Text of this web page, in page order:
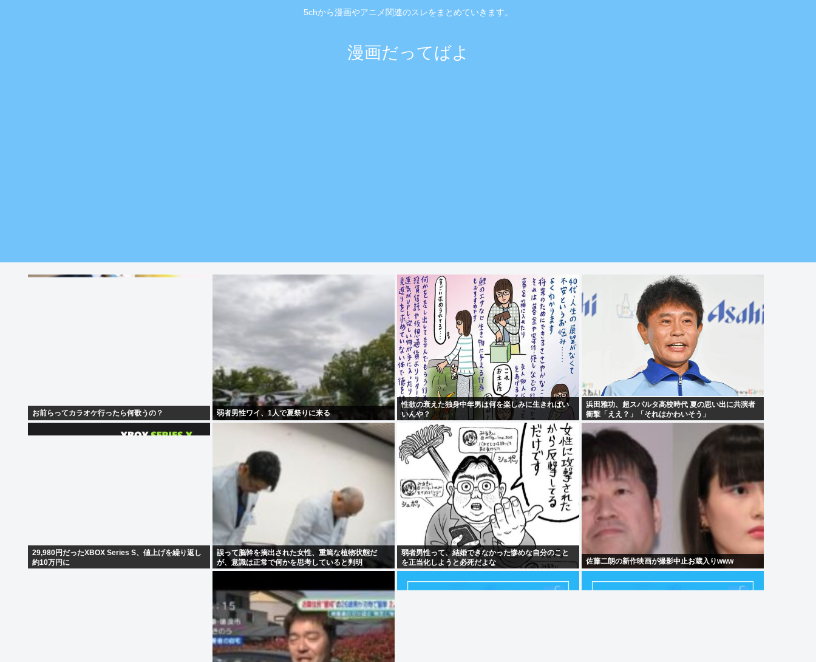
5chから漫画やアニメ関連のスレをまとめていきます。
漫画だってばよ
お前らってカラオケ行ったら何歌うの？ 弱者男性ワイ、1人で夏祭りに来る
性欲の衰えた独身中年男は何を楽しみに生きればい
いんや？
浜田雅功、超スパルタ高校時代 夏の思い出に共演者
衝撃「ええ？」「それはかわいそう」
29,980円だったXBOX Series S、値上げを繰り返し
約10万円に
誤って脳幹を摘出された女性、重篤な植物状態だ
が、意識は正常で何かを思考していると判明
弱者男性って、結婚できなかった惨めな自分のこと
を正当化しようと必死だよな
佐藤二朗の新作映画が撮影中止お蔵入りwww